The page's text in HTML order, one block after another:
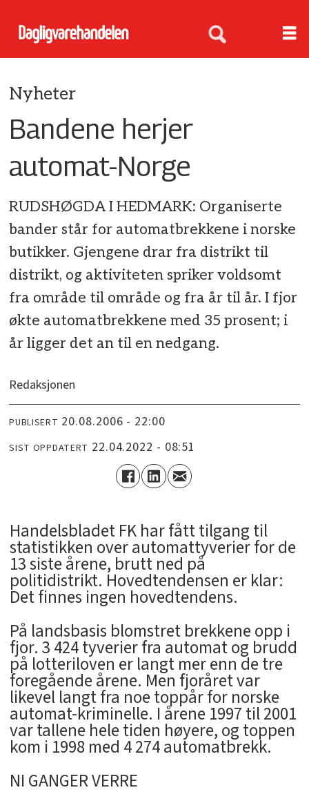
Nyheter
Bandene herjer
automat-Norge
RUDSHØGDA I HEDMARK: Organiserte
bander står for automatbrekkene i norske
butikker. Gjengene drar fra distrikt til
distrikt, og aktiviteten spriker voldsomt
fra område til område og fra år til år. I fjor
økte automatbrekkene med 35 prosent; i
år ligger det an til en nedgang.
Redaksjonen
PUBLISERT 20.08.2006 - 22:00
SIST OPPDATERT 22.04.2022 - 08:51
Handelsbladet FK har fått tilgang til
statistikken over automattyverier for de
13 siste årene, brutt ned på
politidistrikt. Hovedtendensen er klar:
Det finnes ingen hovedtendens.
På landsbasis blomstret brekkene opp i
fjor. 3 424 tyverier fra automat og brudd
på lotteriloven er langt mer enn de tre
foregående årene. Men fjoråret var
likevel langt fra noe toppår for norske
automat-kriminelle. I årene 1997 til 2001
var tallene hele tiden høyere, og toppen
kom i 1998 med 4 274 automatbrekk.
NI GANGER VERRE